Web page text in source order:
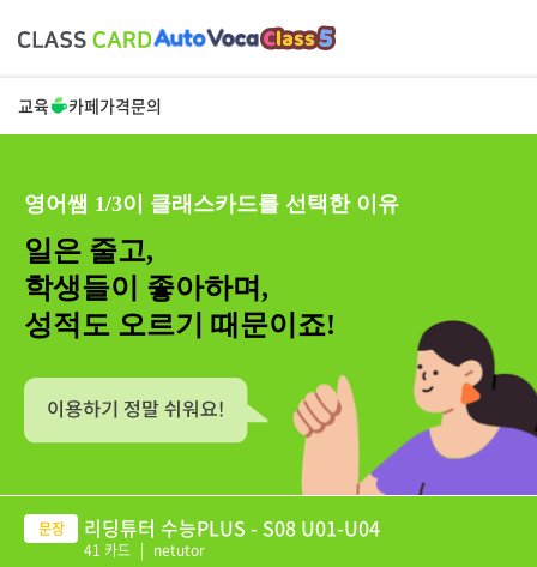
교육 카페가격문의
영어쌤 1/3이 클래스카드를 선택한 이유
일은 줄고,
학생들이 좋아하며,
성적도 오르기 때문이죠!
리딩튜터 수능PLUS - S08 U01-U04
41 카드 | netutor